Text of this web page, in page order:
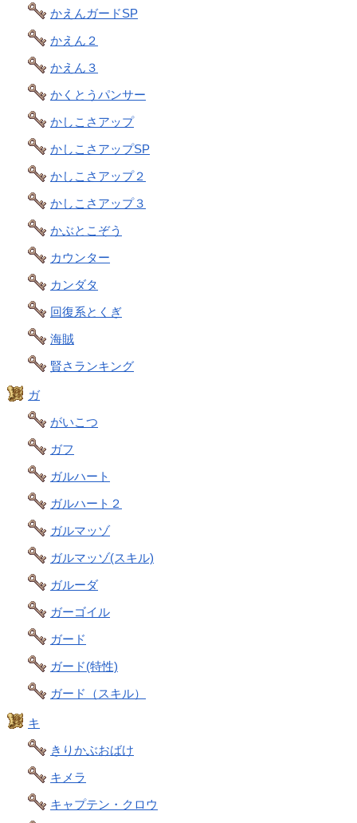
かえんガードSP
かえん２
かえん３
かくとうパンサー
かしこさアップ
かしこさアップSP
かしこさアップ２
かしこさアップ３
かぶとこぞう
カウンター
カンダタ
回復系とくぎ
海賊
賢さランキング
ガ
がいこつ
ガフ
ガルハート
ガルハート２
ガルマッゾ
ガルマッゾ(スキル)
ガルーダ
ガーゴイル
ガード
ガード(特性)
ガード（スキル）
キ
きりかぶおばけ
キメラ
キャプテン・クロウ